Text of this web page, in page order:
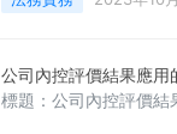
公司內控評價結果應用
標題：公司內控評價結